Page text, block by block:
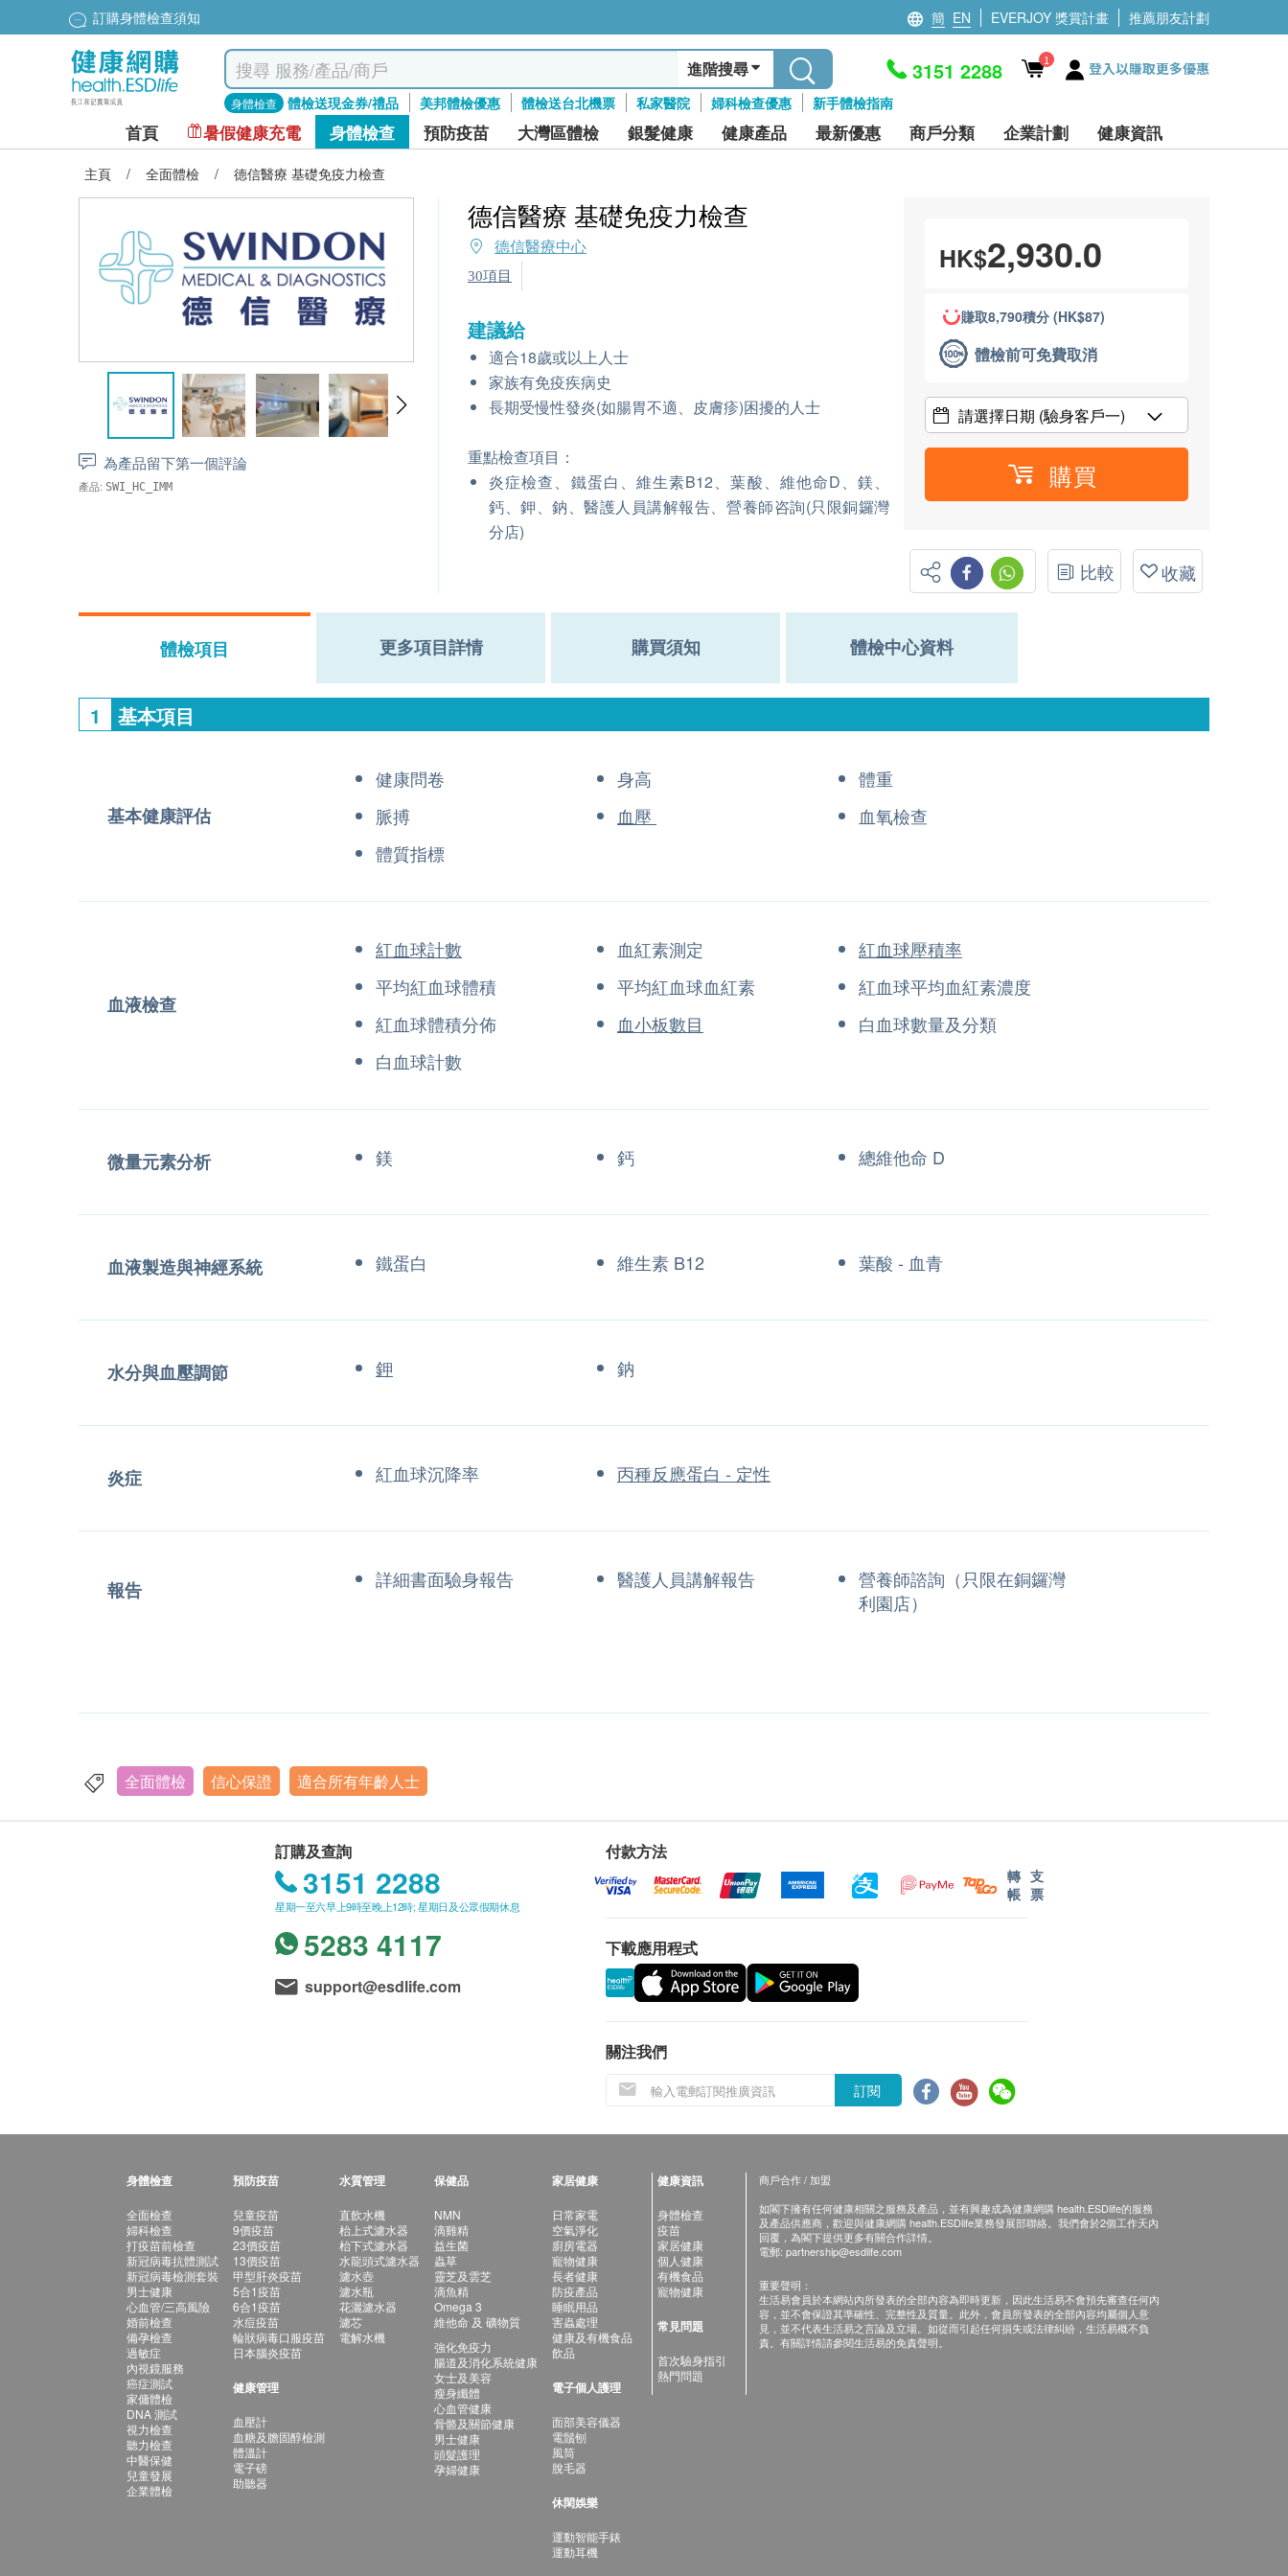
訂購身體檢查須知 簡 EN EVERJOY 獎賞計畫 推薦朋友計劃
進階搜尋
身體檢查 體檢送現金券/禮品 美邦體檢優惠 體檢送台北機票 私家醫院 婦科檢查優惠 新手體檢指南
3151 2288 1 登入以賺取更多優惠
首頁 暑假健康充電 身體檢查 預防疫苗 大灣區體檢 銀髮健康 健康產品 最新優惠 商戶分類 企業計劃 健康資訊
主頁 / 全面體檢 / 德信醫療 基礎免疫力檢查
為產品留下第一個評論
產品: SWI_HC_IMM
德信醫療 基礎免疫力檢查
德信醫療中心
30項目
建議給
適合18歲或以上人士
家族有免疫疾病史
長期受慢性發炎(如腸胃不適、皮膚疹)困擾的人士
重點檢查項目：
炎症檢查、鐵蛋白、維生素B12、葉酸、維他命D、鎂、
鈣、鉀、鈉、醫護人員講解報告、營養師咨詢(只限銅鑼灣
分店)
HK$2,930.0
賺取8,790積分 (HK$87)
體檢前可免費取消
請選擇日期 (驗身客戶一)
購買
比較 收藏
體檢項目 更多項目詳情 購買須知 體檢中心資料
1 基本項目
基本健康評估
健康問卷 身高
體重
脈搏
血壓
血氧檢查
體質指標
血液檢查
紅血球計數 血紅素測定
紅血球壓積率
平均紅血球體積
平均紅血球血紅素
紅血球平均血紅素濃度
紅血球體積分佈
血小板數目
白血球數量及分類
白血球計數
微量元素分析 鎂 鈣 總維他命 D
血液製造與神經系統 鐵蛋白 維生素 B12 葉酸 - 血青
水分與血壓調節 鉀 鈉
炎症 紅血球沉降率 丙種反應蛋白 - 定性
報告 詳細書面驗身報告 醫護人員講解報告
營養師諮詢（只限在銅鑼灣
利園店）
全面體檢 信心保證 適合所有年齡人士
訂購及查詢
3151 2288
星期一至六早上9時至晚上12時; 星期日及公眾假期休息
5283 4117
support@esdlife.com
付款方法
轉
帳
支
票
下載應用程式
關注我們
訂閱
身體檢查
全面檢查
婦科檢查
打疫苗前檢查
新冠病毒抗體測試
新冠病毒檢測套裝
男士健康
心血管/三高風險
婚前檢查
備孕檢查
過敏症
內視鏡服務
癌症測試
家傭體檢
DNA 測試
視力檢查
聽力檢查
中醫保健
兒童發展
企業體檢
預防疫苗
兒童疫苗
9價疫苗
23價疫苗
13價疫苗
甲型肝炎疫苗
5合1疫苗
6合1疫苗
水痘疫苗
輪狀病毒口服疫苗
日本腦炎疫苗
健康管理
血壓計
血糖及膽固醇檢測
體溫計
電子磅
助聽器
水質管理
直飲水機
枱上式濾水器
枱下式濾水器
水龍頭式濾水器
濾水壺
濾水瓶
花灑濾水器
濾芯
電解水機
保健品
NMN
滴雞精
益生菌
蟲草
靈芝及雲芝
滴魚精
Omega 3
維他命 及 礦物質
強化免疫力
腸道及消化系統健康
女士及美容
瘦身纖體
心血管健康
骨骼及關節健康
男士健康
頭髮護理
孕婦健康
家居健康
日常家電
空氣淨化
廚房電器
寵物健康
長者健康
防疫產品
睡眠用品
害蟲處理
健康及有機食品
飲品
電子個人護理
面部美容儀器
電鬚刨
風筒
脫毛器
休閑娛樂
運動智能手錶
運動耳機
健康資訊
身體檢查
疫苗
家居健康
個人健康
有機食品
寵物健康
常見問題
首次驗身指引
熱門問題
商戶合作 / 加盟
如閣下擁有任何健康相關之服務及產品，並有興趣成為健康網購 health.ESDlife的服務
及產品供應商，歡迎與健康網購 health.ESDlife業務發展部聯絡。我們會於2個工作天內
回覆，為閣下提供更多有關合作詳情。
電郵: partnership@esdlife.com
重要聲明：
生活易會員於本網站內所發表的全部內容為即時更新，因此生活易不會預先審查任何內
容，並不會保證其準確性、完整性及質量。此外，會員所發表的全部內容均屬個人意
見，並不代表生活易之言論及立場。如從而引起任何損失或法律糾紛，生活易概不負
責。有關詳情請參閱生活易的免責聲明。